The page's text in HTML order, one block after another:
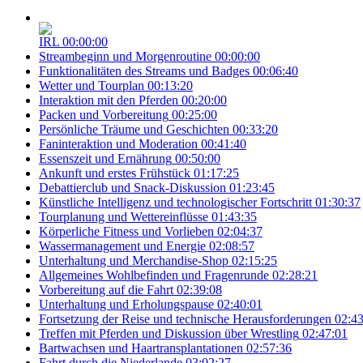
IRL 00:00:00
Streambeginn und Morgenroutine 00:00:00
Funktionalitäten des Streams und Badges 00:06:40
Wetter und Tourplan 00:13:20
Interaktion mit den Pferden 00:20:00
Packen und Vorbereitung 00:25:00
Persönliche Träume und Geschichten 00:33:20
Faninteraktion und Moderation 00:41:40
Essenszeit und Ernährung 00:50:00
Ankunft und erstes Frühstück 01:17:25
Debattierclub und Snack-Diskussion 01:23:45
Künstliche Intelligenz und technologischer Fortschritt 01:30:37
Tourplanung und Wettereinflüsse 01:43:35
Körperliche Fitness und Vorlieben 02:04:37
Wassermanagement und Energie 02:08:57
Unterhaltung und Merchandise-Shop 02:15:25
Allgemeines Wohlbefinden und Fragenrunde 02:28:21
Vorbereitung auf die Fahrt 02:39:08
Unterhaltung und Erholungspause 02:40:01
Fortsetzung der Reise und technische Herausforderungen
Treffen mit Pferden und Diskussion über Wrestling 02:47:01
Bartwachsen und Haartransplantationen 02:57:36